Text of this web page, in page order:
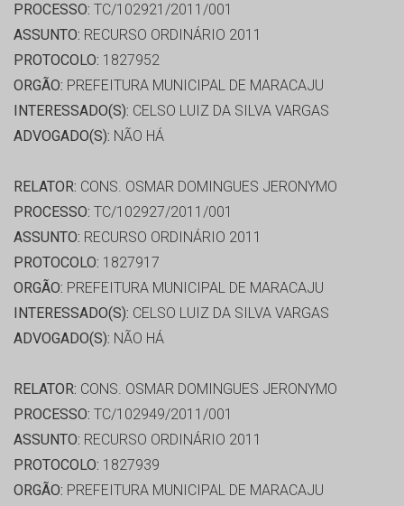
PROCESSO: TC/102921/2011/001
ASSUNTO: RECURSO ORDINÁRIO 2011
PROTOCOLO: 1827952
ORGÃO: PREFEITURA MUNICIPAL DE MARACAJU
INTERESSADO(S): CELSO LUIZ DA SILVA VARGAS
ADVOGADO(S): NÃO HÁ
RELATOR: CONS. OSMAR DOMINGUES JERONYMO
PROCESSO: TC/102927/2011/001
ASSUNTO: RECURSO ORDINÁRIO 2011
PROTOCOLO: 1827917
ORGÃO: PREFEITURA MUNICIPAL DE MARACAJU
INTERESSADO(S): CELSO LUIZ DA SILVA VARGAS
ADVOGADO(S): NÃO HÁ
RELATOR: CONS. OSMAR DOMINGUES JERONYMO
PROCESSO: TC/102949/2011/001
ASSUNTO: RECURSO ORDINÁRIO 2011
PROTOCOLO: 1827939
ORGÃO: PREFEITURA MUNICIPAL DE MARACAJU